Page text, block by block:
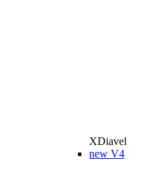
XDiavel
new V4